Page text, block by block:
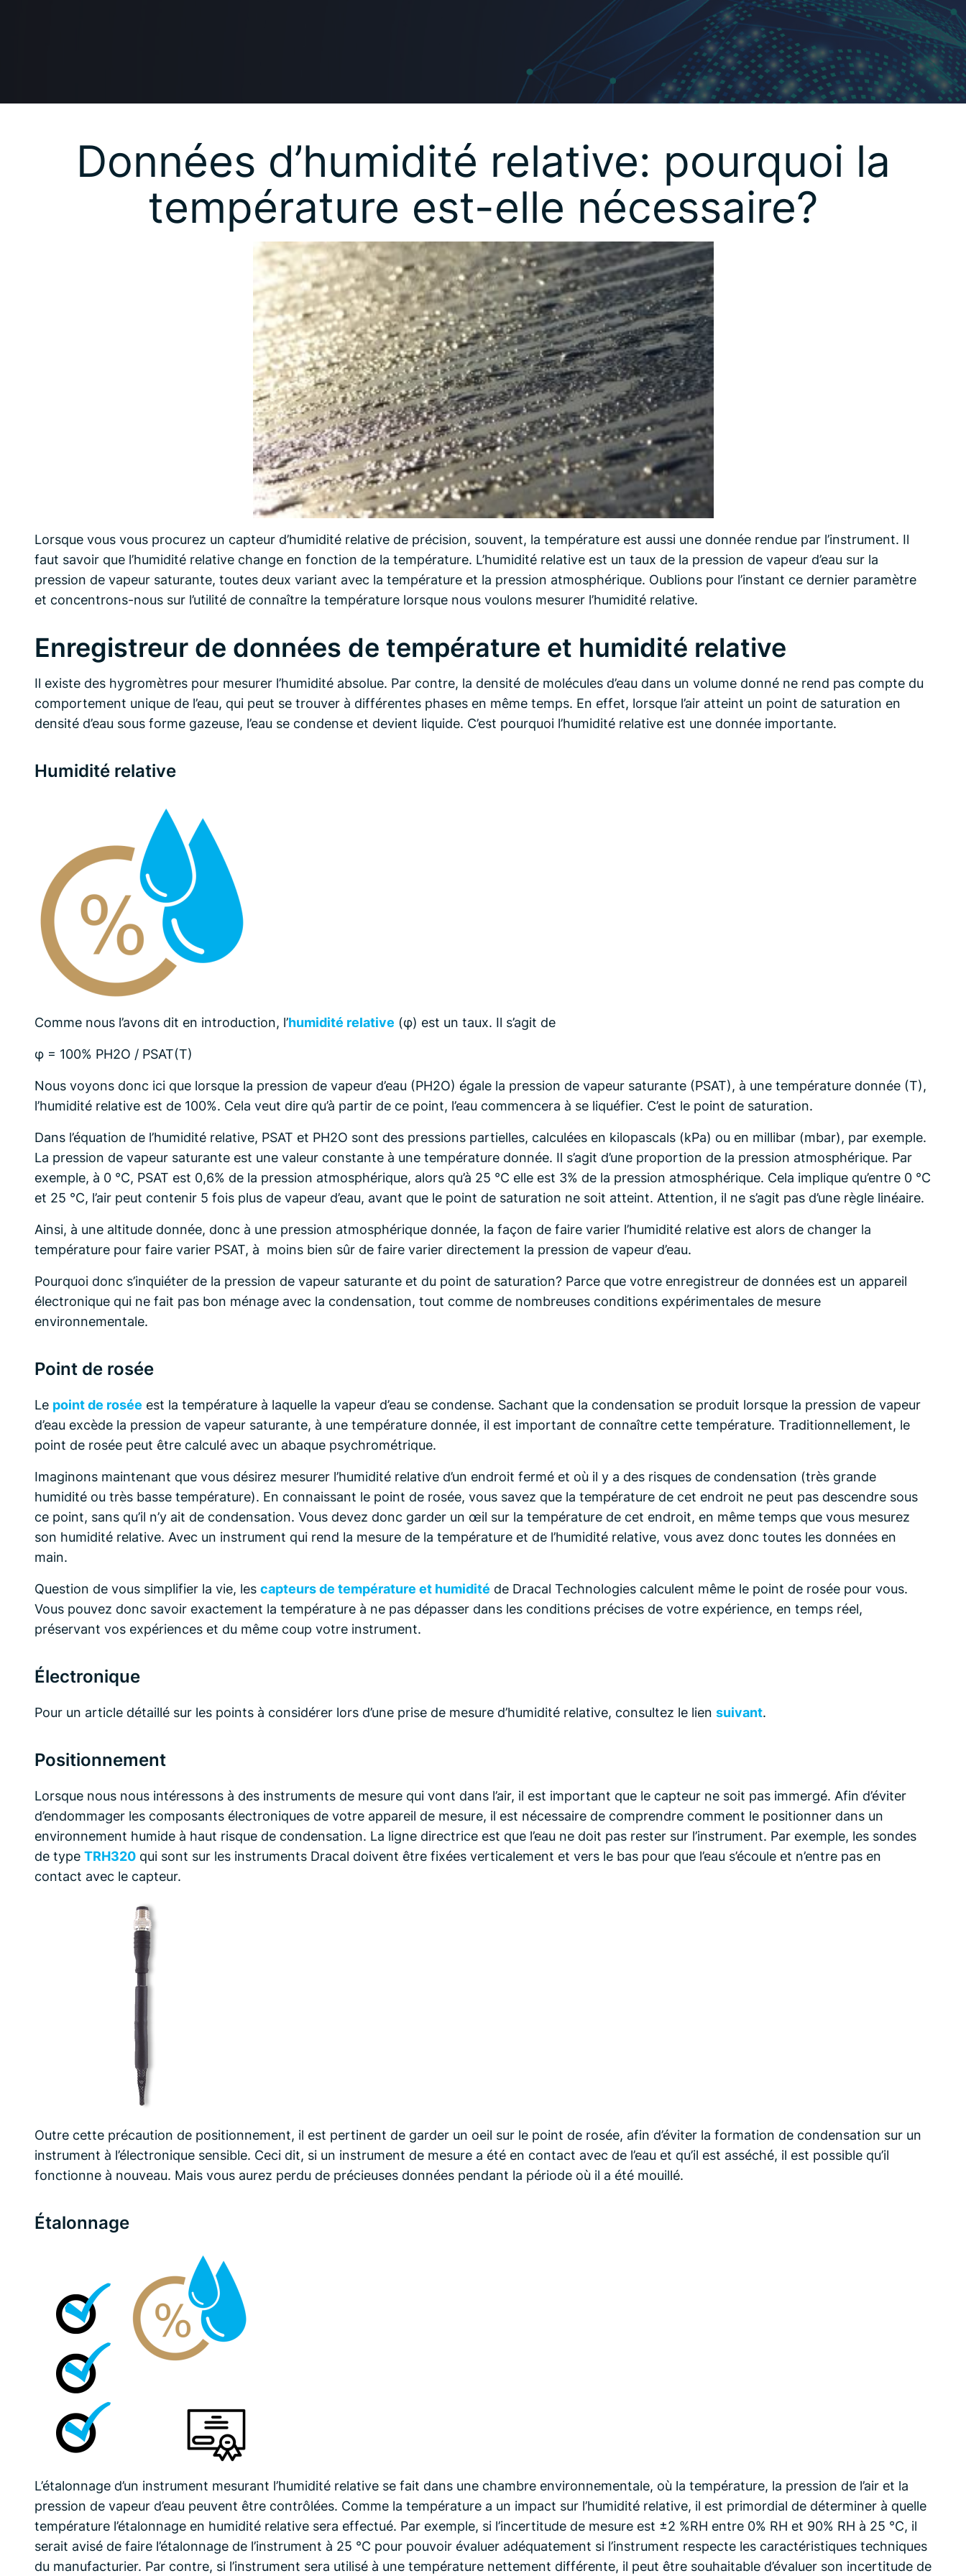
Données d’humidité relative: pourquoi la
température est-elle nécessaire?
Lorsque vous vous procurez un capteur d’humidité relative de précision, souvent, la température est aussi une donnée rendue par l’instrument. Il
faut savoir que l’humidité relative change en fonction de la température. L’humidité relative est un taux de la pression de vapeur d’eau sur la
pression de vapeur saturante, toutes deux variant avec la température et la pression atmosphérique. Oublions pour l’instant ce dernier paramètre
et concentrons-nous sur l’utilité de connaître la température lorsque nous voulons mesurer l’humidité relative.
Enregistreur de données de température et humidité relative
Il existe des hygromètres pour mesurer l’humidité absolue. Par contre, la densité de molécules d’eau dans un volume donné ne rend pas compte du
comportement unique de l’eau, qui peut se trouver à différentes phases en même temps. En effet, lorsque l’air atteint un point de saturation en
densité d’eau sous forme gazeuse, l’eau se condense et devient liquide. C’est pourquoi l’humidité relative est une donnée importante.
Humidité relative
Comme nous l’avons dit en introduction, l’humidité relative (φ) est un taux. Il s’agit de
φ = 100% PH2O / PSAT(T)
Nous voyons donc ici que lorsque la pression de vapeur d’eau (PH2O) égale la pression de vapeur saturante (PSAT), à une température donnée (T),
l’humidité relative est de 100%. Cela veut dire qu’à partir de ce point, l’eau commencera à se liquéfier. C’est le point de saturation.
Dans l’équation de l’humidité relative, PSAT et PH2O sont des pressions partielles, calculées en kilopascals (kPa) ou en millibar (mbar), par exemple.
La pression de vapeur saturante est une valeur constante à une température donnée. Il s’agit d’une proportion de la pression atmosphérique. Par
exemple, à 0 °C, PSAT est 0,6% de la pression atmosphérique, alors qu’à 25 °C elle est 3% de la pression atmosphérique. Cela implique qu’entre 0 °C
et 25 °C, l’air peut contenir 5 fois plus de vapeur d’eau, avant que le point de saturation ne soit atteint. Attention, il ne s’agit pas d’une règle linéaire.
Ainsi, à une altitude donnée, donc à une pression atmosphérique donnée, la façon de faire varier l’humidité relative est alors de changer la
température pour faire varier PSAT, à moins bien sûr de faire varier directement la pression de vapeur d’eau.
Pourquoi donc s’inquiéter de la pression de vapeur saturante et du point de saturation? Parce que votre enregistreur de données est un appareil
électronique qui ne fait pas bon ménage avec la condensation, tout comme de nombreuses conditions expérimentales de mesure
environnementale.
Point de rosée
Le point de rosée est la température à laquelle la vapeur d’eau se condense. Sachant que la condensation se produit lorsque la pression de vapeur
d’eau excède la pression de vapeur saturante, à une température donnée, il est important de connaître cette température. Traditionnellement, le
point de rosée peut être calculé avec un abaque psychrométrique.
Imaginons maintenant que vous désirez mesurer l’humidité relative d’un endroit fermé et où il y a des risques de condensation (très grande
humidité ou très basse température). En connaissant le point de rosée, vous savez que la température de cet endroit ne peut pas descendre sous
ce point, sans qu’il n’y ait de condensation. Vous devez donc garder un œil sur la température de cet endroit, en même temps que vous mesurez
son humidité relative. Avec un instrument qui rend la mesure de la température et de l’humidité relative, vous avez donc toutes les données en
main.
Question de vous simplifier la vie, les capteurs de température et humidité de Dracal Technologies calculent même le point de rosée pour vous.
Vous pouvez donc savoir exactement la température à ne pas dépasser dans les conditions précises de votre expérience, en temps réel,
préservant vos expériences et du même coup votre instrument.
Électronique
Pour un article détaillé sur les points à considérer lors d’une prise de mesure d’humidité relative, consultez le lien suivant.
Positionnement
Lorsque nous nous intéressons à des instruments de mesure qui vont dans l’air, il est important que le capteur ne soit pas immergé. Afin d’éviter
d’endommager les composants électroniques de votre appareil de mesure, il est nécessaire de comprendre comment le positionner dans un
environnement humide à haut risque de condensation. La ligne directrice est que l’eau ne doit pas rester sur l’instrument. Par exemple, les sondes
de type TRH320 qui sont sur les instruments Dracal doivent être fixées verticalement et vers le bas pour que l’eau s’écoule et n’entre pas en
contact avec le capteur.
Outre cette précaution de positionnement, il est pertinent de garder un oeil sur le point de rosée, afin d’éviter la formation de condensation sur un
instrument à l’électronique sensible. Ceci dit, si un instrument de mesure a été en contact avec de l’eau et qu’il est asséché, il est possible qu’il
fonctionne à nouveau. Mais vous aurez perdu de précieuses données pendant la période où il a été mouillé.
Étalonnage
L’étalonnage d’un instrument mesurant l’humidité relative se fait dans une chambre environnementale, où la température, la pression de l’air et la
pression de vapeur d’eau peuvent être contrôlées. Comme la température a un impact sur l’humidité relative, il est primordial de déterminer à quelle
température l’étalonnage en humidité relative sera effectué. Par exemple, si l’incertitude de mesure est ±2 %RH entre 0% RH et 90% RH à 25 °C, il
serait avisé de faire l’étalonnage de l’instrument à 25 °C pour pouvoir évaluer adéquatement si l’instrument respecte les caractéristiques techniques
du manufacturier. Par contre, si l’instrument sera utilisé à une température nettement différente, il peut être souhaitable d’évaluer son incertitude de